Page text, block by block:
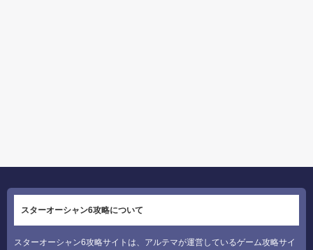
スターオーシャン6攻略について
スターオーシャン6攻略サイトは、アルテマが運営しているゲーム攻略サイ